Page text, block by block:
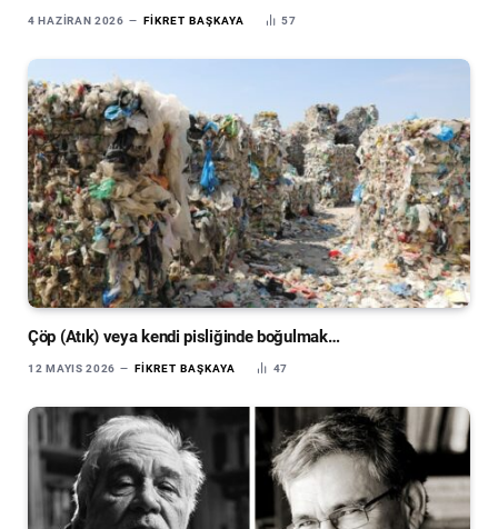
4 HAZIRAN 2026 FIKRET BAŞKAYA 57
Çöp (Atık) veya kendi pisliğinde boğulmak…
12 MAYIS 2026 FIKRET BAŞKAYA 47